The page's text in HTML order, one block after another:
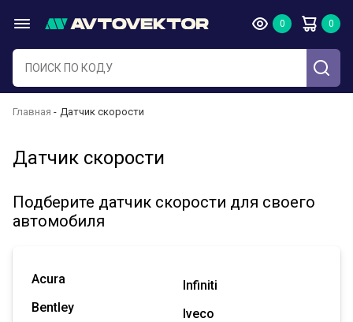
Главная Датчик скорости
Датчик скорости
Подберите датчик скорости для своего
автомобиля
Acura
Bentley
Infiniti
Iveco